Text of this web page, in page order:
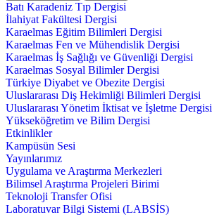
Batı Karadeniz Tıp Dergisi
İlahiyat Fakültesi Dergisi
Karaelmas Eğitim Bilimleri Dergisi
Karaelmas Fen ve Mühendislik Dergisi
Karaelmas İş Sağlığı ve Güvenliği Dergisi
Karaelmas Sosyal Bilimler Dergisi
Türkiye Diyabet ve Obezite Dergisi
Uluslararası Diş Hekimliği Bilimleri Dergisi
Uluslararası Yönetim İktisat ve İşletme Dergisi
Yükseköğretim ve Bilim Dergisi
Etkinlikler
Kampüsün Sesi
Yayınlarımız
Uygulama ve Araştırma Merkezleri
Bilimsel Araştırma Projeleri Birimi
Teknoloji Transfer Ofisi
Laboratuvar Bilgi Sistemi (LABSİS)